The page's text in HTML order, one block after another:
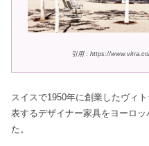
引用 : https://
スイスで1950年に創業したヴィ
表するデザイナー家具をヨーロ
た。